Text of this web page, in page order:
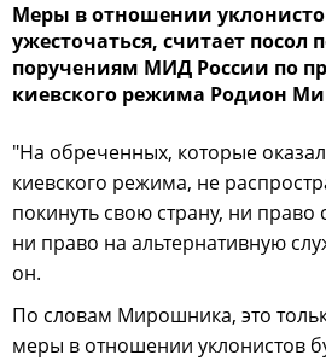
Меры в отношении
ужесточаться, считает посол
поручениям МИД России по
киевского режима Родион
"На обреченных, которые
киевского режима, не
покинуть свою страну, ни право
ни право на альтернативную
он.
По словам Мирошника, это
меры в отношении уклонистов